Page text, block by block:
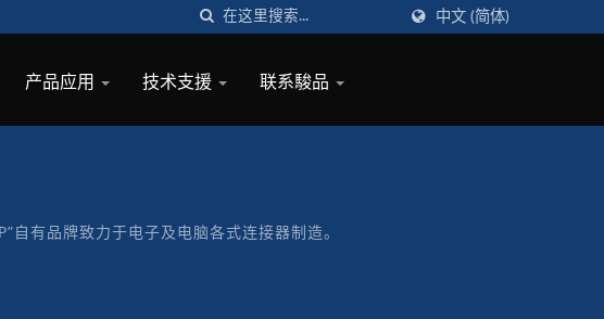
中文 (简体)
产品应用 技术支援 联系駿品
有品牌致力于电子及电脑各式连接器制造。